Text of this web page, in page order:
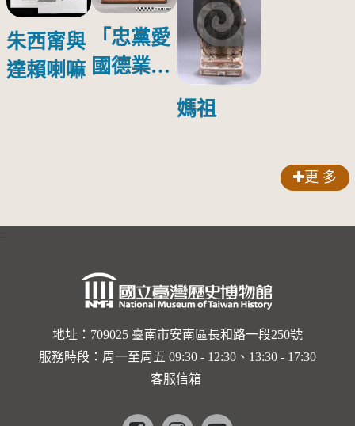
朱西甯與
達賴喇嘛
「忠黨愛
國德業並
媽祖
更 多
地址：709025 臺南市安南區長和路一段250號
服務時段：周一至周五 09:30 - 12:30、13:30 - 17:30
客服信箱